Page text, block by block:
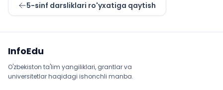
5-sinf darsliklari ro'yxatiga qaytish
InfoEdu
O'zbekiston ta'lim yangiliklari, grantlar va
universitetlar haqidagi ishonchli manba.